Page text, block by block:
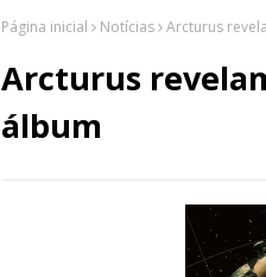
Página inicial Notícias Arcturus
Arcturus
álbum